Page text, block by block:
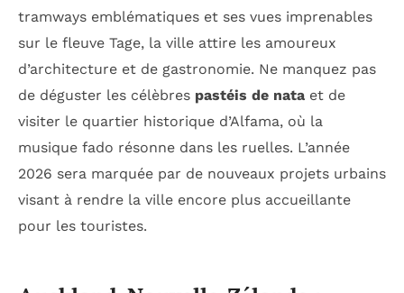
tramways emblématiques et ses vues imprenables
sur le fleuve Tage, la ville attire les amoureux
d’architecture et de gastronomie. Ne manquez pas
de déguster les célèbres pastéis de nata et de
visiter le quartier historique d’Alfama, où la
musique fado résonne dans les ruelles. L’année
2026 sera marquée par de nouveaux projets urbains
visant à rendre la ville encore plus accueillante
pour les touristes.